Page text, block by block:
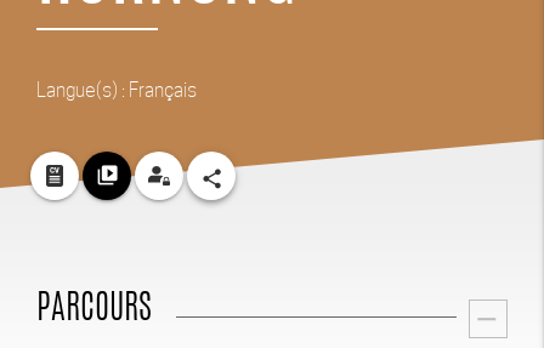
Langue(s) : Français
video_library share
PARCOURS remove